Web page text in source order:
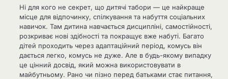
Ні для кого не секрет, що дитячі табори — це найкраще
місце для відпочинку, спілкування та набуття соціальних
навичок. Там дитина навчається дисципліні, самостійності,
розкриває нові здібності та покращує вже набуті. Багато
дітей проходить через адаптаційний період, комусь він
дається легко, комусь не дуже. Але в будь-якому випадку
це цінний досвід, який можна використовувати в
майбутньому. Рано чи пізно перед батьками стає питання,